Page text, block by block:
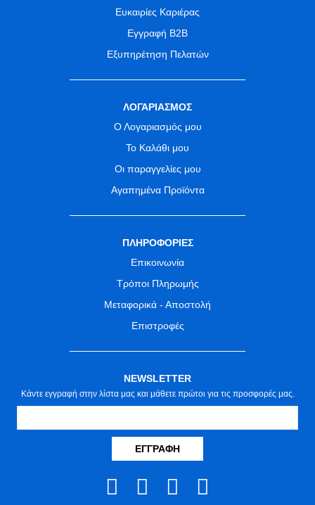
Ευκαιρίες Καριέρας
Εγγραφή B2B
Εξυπηρέτηση Πελατών
ΛΟΓΑΡΙΑΣΜΟΣ
Ο Λογαριασμός μου
Το Καλάθι μου
Οι παραγγελίες μου
Αγαπημένα Προϊόντα
ΠΛΗΡΟΦΟΡΙΕΣ
Επικοινωνία
Τρόποι Πληρωμής
Μεταφορικά - Αποστολή
Επιστροφές
NEWSLETTER
Κάντε εγγραφή στην λίστα μας και μάθετε πρώτοι για τις προσφορές μας.
ΕΓΓΡΑΦΉ